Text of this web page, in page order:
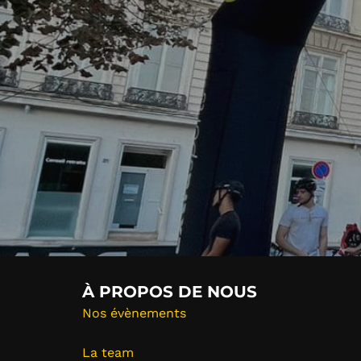
À PROPOS DE NOUS
Nos évènements
La team